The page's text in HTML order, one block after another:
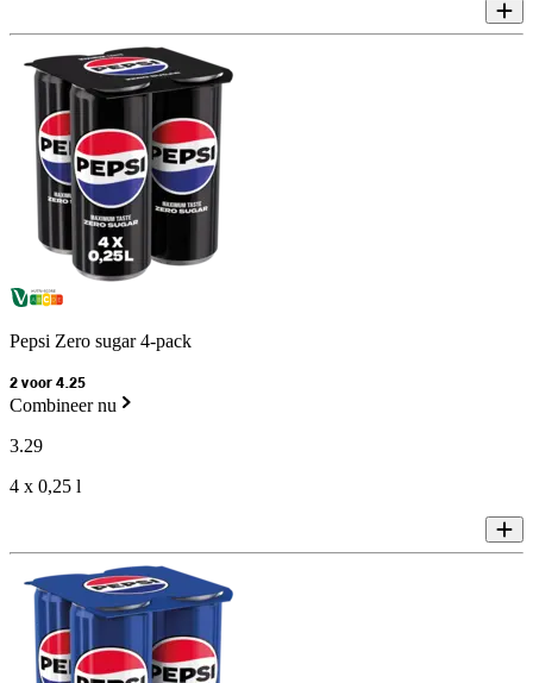
Pepsi Zero sugar 4-pack
2 voor 4.25
Combineer nu
3.29
4 x 0,25 l